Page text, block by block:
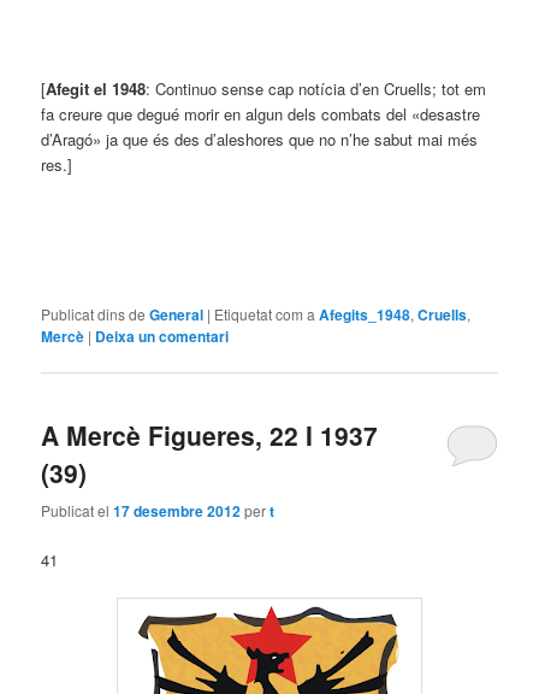
[Afegit el 1948: Continuo sense cap notícia d’en Cruells; tot em
fa creure que degué morir en algun dels combats del «desastre
d’Aragó» ja que és des d’aleshores que no n’he sabut mai més
res.]
Publicat dins de General | Etiquetat com a Afegits_1948,Cruells,
Mercè | Deixa un comentari
A Mercè Figueres, 22 I 1937
(39)
Publicat el17 desembre 2012pert
41